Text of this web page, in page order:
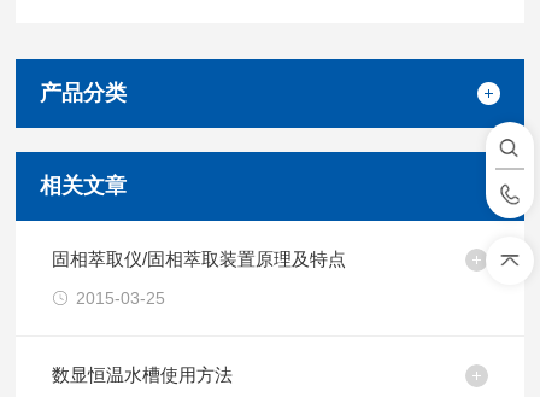
产品分类
相关文章
固相萃取仪/固相萃取装置原理及特点
2015-03-25
数显恒温水槽使用方法